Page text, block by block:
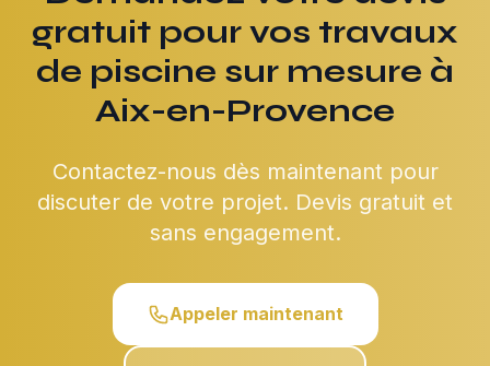
gratuit pour vos travaux
de piscine sur mesure à
Aix-en-Provence
Contactez-nous dès maintenant pour
discuter de votre projet. Devis gratuit et
sans engagement.
Appeler maintenant